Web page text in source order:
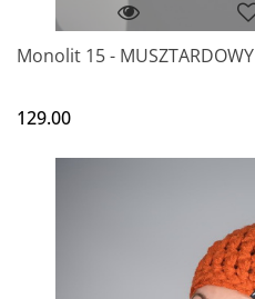
Monolit 15 - MUSZTARDOWY
129.00